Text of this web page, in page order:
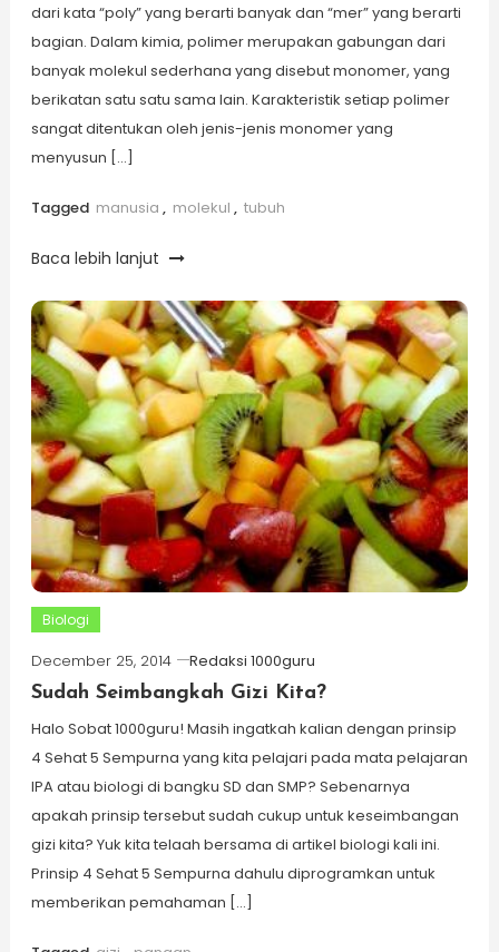
dari kata “poly” yang berarti banyak dan “mer” yang berarti
bagian. Dalam kimia, polimer merupakan gabungan dari
banyak molekul sederhana yang disebut monomer, yang
berikatan satu satu sama lain. Karakteristik setiap polimer
sangat ditentukan oleh jenis-jenis monomer yang
menyusun […]
Tagged manusia , molekul , tubuh
Baca lebih lanjut
Biologi
December 25, 2014
Redaksi 1000guru
Sudah Seimbangkah Gizi Kita?
Halo Sobat 1000guru! Masih ingatkah kalian dengan prinsip
4 Sehat 5 Sempurna yang kita pelajari pada mata pelajaran
IPA atau biologi di bangku SD dan SMP? Sebenarnya
apakah prinsip tersebut sudah cukup untuk keseimbangan
gizi kita? Yuk kita telaah bersama di artikel biologi kali ini.
Prinsip 4 Sehat 5 Sempurna dahulu diprogramkan untuk
memberikan pemahaman […]